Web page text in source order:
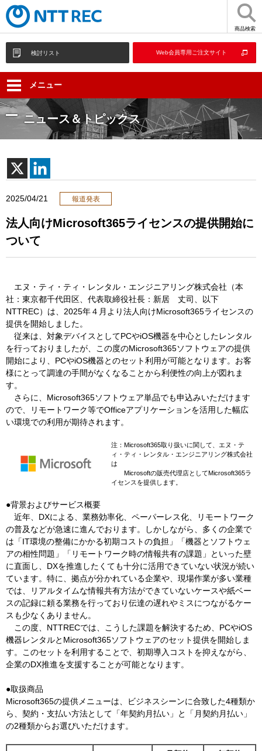
商品検索
検討リスト Web会員専用ご注文サイト
メニュー
ニュース＆トピックス
2025/04/21 報道発表
法人向けMicrosoft365ライセンスの提供開始に
ついて
エヌ・ティ・ティ・レンタル・エンジニアリング株式会社（本
社：東京都千代田区、代表取締役社長：新居 丈司、以下
NTTREC）は、2025年４月より法人向けMicrosoft365ライセンスの
提供を開始しました。
従来は、対象デバイスとしてPCやiOS機器を中心としたレンタル
を行っておりましたが、この度のMicrosoft365ソフトウェアの提供
開始により、PCやiOS機器とのセット利用が可能となります。お客
様にとって調達の手間がなくなることから利便性の向上が図れま
す。
さらに、Microsoft365ソフトウェア単品でも申込みいただけます
ので、リモートワーク等でOfficeアプリケーションを活用した幅広
い環境での利用が期待されます。
注：Microsoft365取り扱いに関して、エヌ・テ
ィ・ティ・レンタル・エンジニアリング株式会社
は
Microsoftの販売代理店としてMicrosoft365ラ
イセンスを提供します。
●背景およびサービス概要
近年、DXによる、業務効率化、ペーパーレス化、リモートワーク
の普及などが急速に進んでおります。しかしながら、多くの企業で
は「IT環境の整備にかかる初期コストの負担」「機器とソフトウェ
アの相性問題」「リモートワーク時の情報共有の課題」といった壁
に直面し、DXを推進したくても十分に活用できていない状況が続い
ています。特に、拠点が分かれている企業や、現場作業が多い業種
では、リアルタイムな情報共有方法ができていないケースや紙ベー
スの記録に頼る業務を行っており伝達の遅れやミスにつながるケー
スも少なくありません。
この度、NTTRECでは、こうした課題を解決するため、PCやiOS
機器レンタルとMicrosoft365ソフトウェアのセット提供を開始しま
す。このセットを利用することで、初期導入コストを抑えながら、
企業のDX推進を支援することが可能となります。
●取扱商品
Microsoft365の提供メニューは、ビジネスシーンに合致した4種類か
ら、契約・支払い方法として「年契約月払い」と「月契約月払い」
の2種類からお選びいただけます。